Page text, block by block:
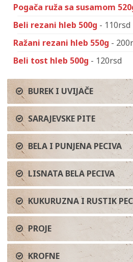
Pogača ruža sa susamom
Beli rezani hleb 500g - 110rsd
Ražani rezani hleb 550g -
Beli tost hleb 500g - 120rsd
BUREK I UVIJAČE
SARAJEVSKE PITE
BELA I PUNJENA PECIVA
LISNATA BELA PECIVA
KUKURUZNA I RUSTIK
PROJE
KROFNE